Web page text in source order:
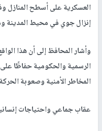
العسكرية على أسطح المنازل
إنزال جوي في محيط المدينة
وأشار المحافظ إلى أن هذا
الرسمية والحكومية حفاظًا
المخاطر الأمنية وصعوبة
عقاب جماعي واحتياجات